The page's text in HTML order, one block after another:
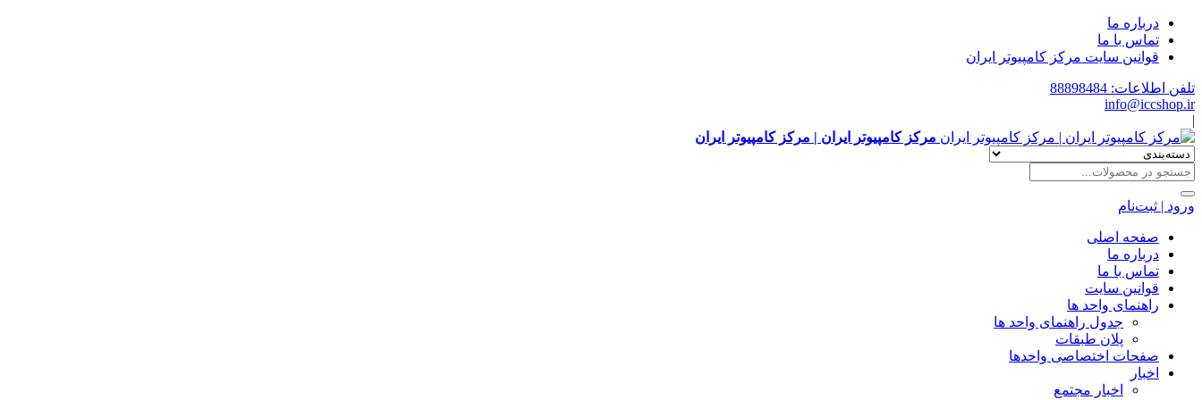
درباره ما
تماس با ما
قوانین سایت مرکز کامپیوتر ایران
تلفن اطلاعات: 88898484
info@iccshop.ir
|
مرکز کامپیوتر ایران | مرکز کامپیوتر ایران
ورود | ثبت‌نام
صفحه اصلی
درباره ما
تماس با ما
قوانین سایت
راهنمای واحد ها
جدول راهنمای واحد ها
پلان طبقات
صفحات اختصاصی واحدها
اخبار
اخبار مجتمع